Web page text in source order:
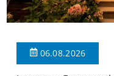
06.08.2026